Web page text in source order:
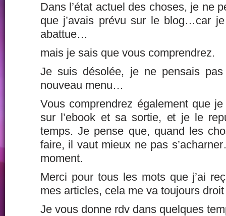
Dans l’état actuel des choses, je ne
que j’avais prévu sur le blog…car
abattue…
mais je sais que vous comprendrez.
Je suis désolée, je ne pensais
nouveau menu…
Vous comprendrez également que
sur l’ebook et sa sortie, et je le
temps. Je pense que, quand les
faire, il vaut mieux ne pas
moment.
Merci pour tous les mots que j’ai
mes articles, cela me va toujours
Je vous donne rdv dans quelques